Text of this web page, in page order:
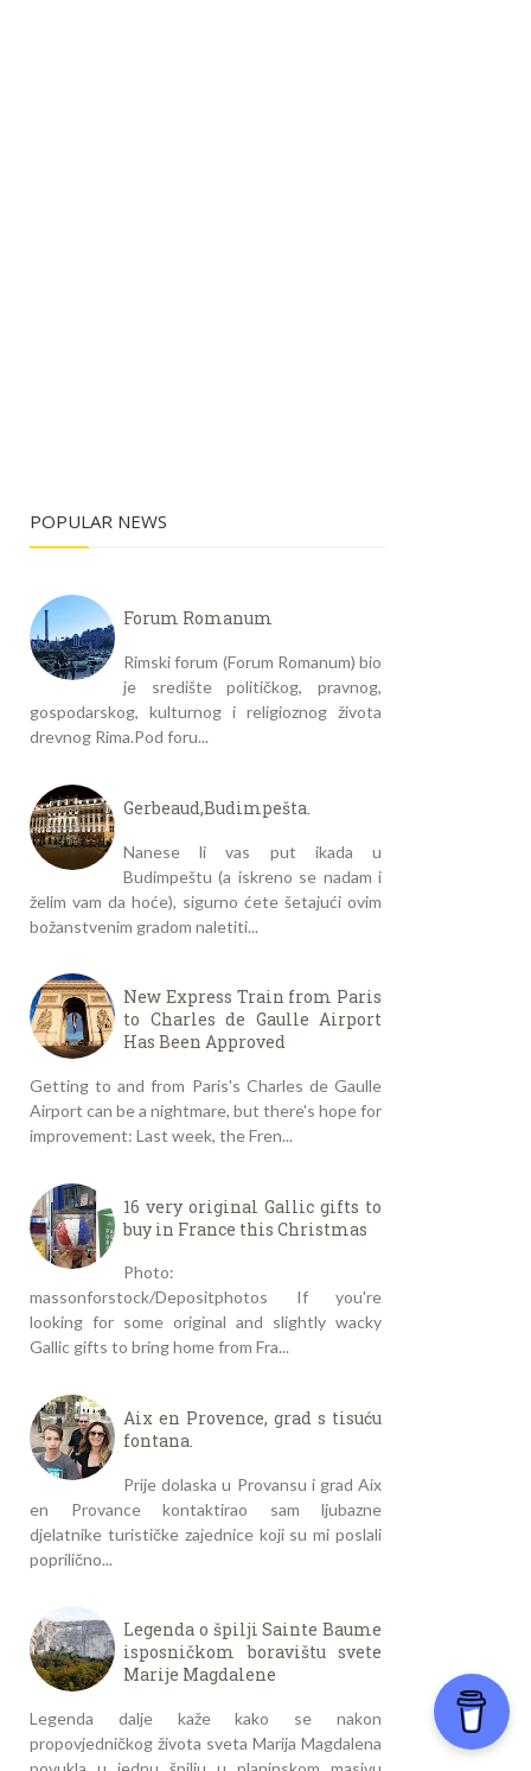
POPULAR NEWS
Forum Romanum
Rimski forum (Forum Romanum) bio
je središte političkog, pravnog,
gospodarskog, kulturnog i religioznog života
drevnog Rima.Pod foru...
Gerbeaud,Budimpešta.
Nanese li vas put ikada u
Budimpeštu (a iskreno se nadam i
želim vam da hoće), sigurno ćete šetajući ovim
božanstvenim gradom naletiti...
New Express Train from Paris
to Charles de Gaulle Airport
Has Been Approved
Getting to and from Paris's Charles de Gaulle
Airport can be a nightmare, but there's hope for
improvement: Last week, the Fren...
16 very original Gallic gifts to
buy in France this Christmas
Photo:
massonforstock/Depositphotos If you're
looking for some original and slightly wacky
Gallic gifts to bring home from Fra...
Aix en Provence, grad s tisuću
fontana.
Prije dolaska u Provansu i grad Aix
en Provance kontaktirao sam ljubazne
djelatnike turističke zajednice koji su mi poslali
poprilično...
Legenda o špilji Sainte Baume
isposničkom boravištu svete
Marije Magdalene
Legenda dalje kaže kako se nakon
propovjedničkog života sveta Marija Magdalena